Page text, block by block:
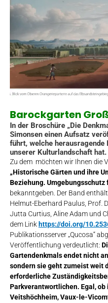
Barockgarten
In der Broschüre „Die
Simonsen einen Aufsatz
führt, welche
unserer Kulturlandschaft
Zu dem möchten wir Ihnen die
„Historische Gärten und ihre
Beziehung. Umgebungsschutz
bekanntgeben. Der Band
Helmut-Eberhard Paulus, Prof.
Jutta Curtius, Aline Adam und
dem Link https://doi.org/
Publikationsserver „Qucosa“
Veröffentlichung verdeutlicht:
Gartendenkmals endet nicht
sondern sie geht zumeist weit
erforderliche
Parkverantwortlichen. Egal,
Veitshöchheim, Vaux-le-